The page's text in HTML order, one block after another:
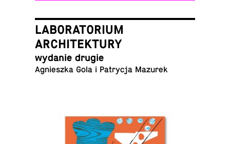
LABORATORIUM
ARCHITEKTURY
wydanie drugie
Ag­nieszka Gola i Pa­trycja Mazurek